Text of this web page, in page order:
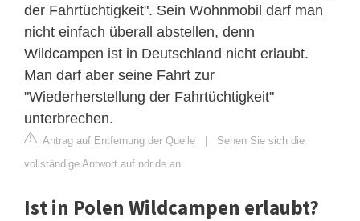
der Fahrtüchtigkeit". Sein Wohnmobil darf man
nicht einfach überall abstellen, denn
Wildcampen ist in Deutschland nicht erlaubt.
Man darf aber seine Fahrt zur
"Wiederherstellung der Fahrtüchtigkeit"
unterbrechen.
Antrag auf Entfernung der Quelle | Sehen Sie sich die
vollständige Antwort auf ndr.de an
Ist in Polen Wildcampen erlaubt?